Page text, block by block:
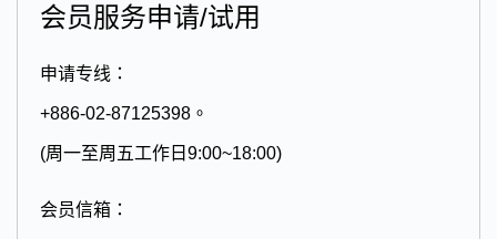
会员服务申请/试用
申请专线：
+886-02-87125398。
(周一至周五工作日9:00~18:00)
会员信箱：